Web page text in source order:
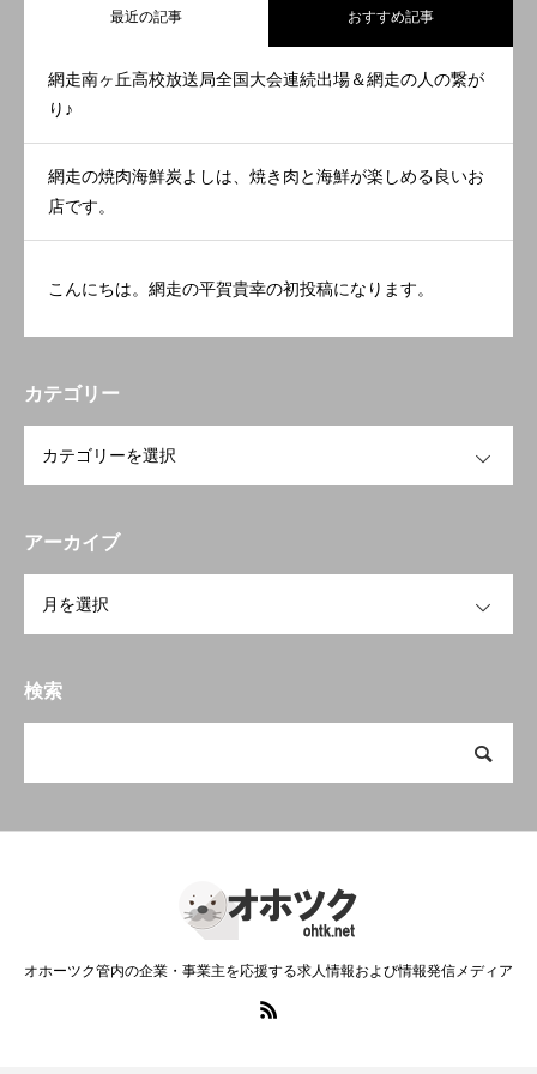
最近の記事 おすすめ記事
網走南ヶ丘高校放送局全国大会連続出場＆網走の人の繋が
り♪
網走の焼肉海鮮炭よしは、焼き肉と海鮮が楽しめる良いお
店です。
こんにちは。網走の平賀貴幸の初投稿になります。
カテゴリー
アーカイブ
検索
オホーツク管内の企業・事業主を応援する求人情報および情報発信メディア